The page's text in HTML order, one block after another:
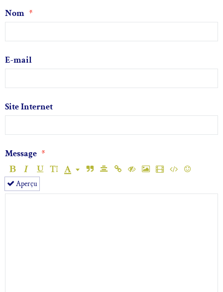
Nom
E-mail
Site Internet
Message
Aperçu